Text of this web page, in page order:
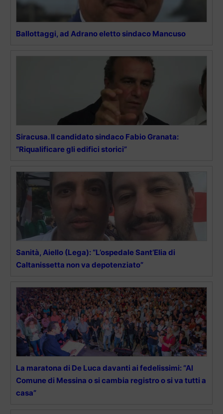
Ballottaggi, ad Adrano eletto sindaco Mancuso
Siracusa. Il candidato sindaco Fabio Granata:
“Riqualificare gli edifici storici”
Sanità, Aiello (Lega): “L’ospedale Sant’Elia di
Caltanissetta non va depotenziato”
La maratona di De Luca davanti ai fedelissimi: “Al
Comune di Messina o si cambia registro o si va tutti a
casa”